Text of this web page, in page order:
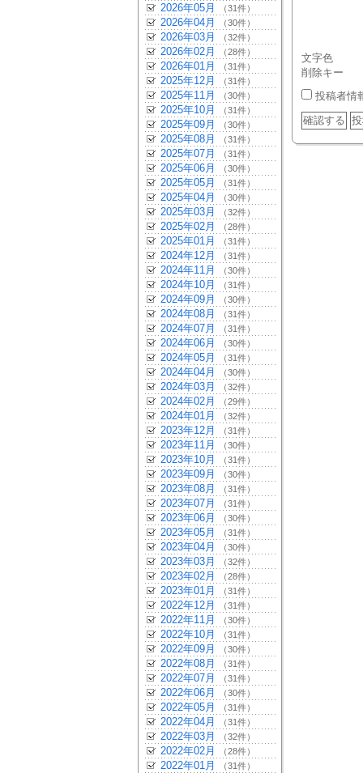
2026年05月 （31件）
2026年04月 （30件）
2026年03月 （32件）
2026年02月 （28件）
2026年01月 （31件）
2025年12月 （31件）
2025年11月 （30件）
2025年10月 （31件）
2025年09月 （30件）
2025年08月 （31件）
2025年07月 （31件）
2025年06月 （30件）
2025年05月 （31件）
2025年04月 （30件）
2025年03月 （32件）
2025年02月 （28件）
2025年01月 （31件）
2024年12月 （31件）
2024年11月 （30件）
2024年10月 （31件）
2024年09月 （30件）
2024年08月 （31件）
2024年07月 （31件）
2024年06月 （30件）
2024年05月 （31件）
2024年04月 （30件）
2024年03月 （32件）
2024年02月 （29件）
2024年01月 （32件）
2023年12月 （31件）
2023年11月 （30件）
2023年10月 （31件）
2023年09月 （30件）
2023年08月 （31件）
2023年07月 （31件）
2023年06月 （30件）
2023年05月 （31件）
2023年04月 （30件）
2023年03月 （32件）
2023年02月 （28件）
2023年01月 （31件）
2022年12月 （31件）
2022年11月 （30件）
2022年10月 （31件）
2022年09月 （30件）
2022年08月 （31件）
2022年07月 （31件）
2022年06月 （30件）
2022年05月 （31件）
2022年04月 （31件）
2022年03月 （32件）
2022年02月 （28件）
2022年01月 （31件）
文字色
削除キー
投稿者情